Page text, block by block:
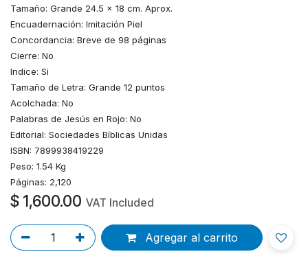
Tamaño: Grande 24.5 x 18 cm. Aprox.
Encuadernación: Imitación Piel
Concordancia: Breve de 98 páginas
Cierre: No
Indice: Si
Tamaño de Letra: Grande 12 puntos
Acolchada: No
Palabras de Jesús en Rojo: No
Editorial: Sociedades Bíblicas Unidas
ISBN: 7899938419229
Peso: 1.54 Kg
Páginas: 2,120
$ 1,600.00 VAT Included
Agregar al carrito